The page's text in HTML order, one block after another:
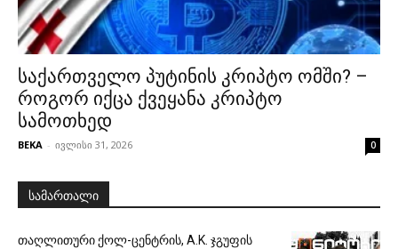
საქართველო პუტინის კრიპტო ომში? –
როგორ იქცა ქვეყანა კრიპტო
სამოთხედ
BEKA - ივლისი 31, 2026 0
სამართალი
თაღლითური ქოლ-ცენტრის, A.K. ჯგუფის